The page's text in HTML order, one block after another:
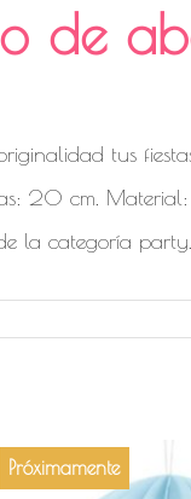
de
tus
20 cm.
la categoría party.
Próximamente